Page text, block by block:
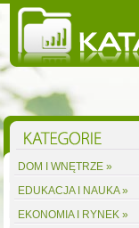
DOM I WNĘTRZE »
EDUKACJA I NAUKA »
EKONOMIA I RYNEK »